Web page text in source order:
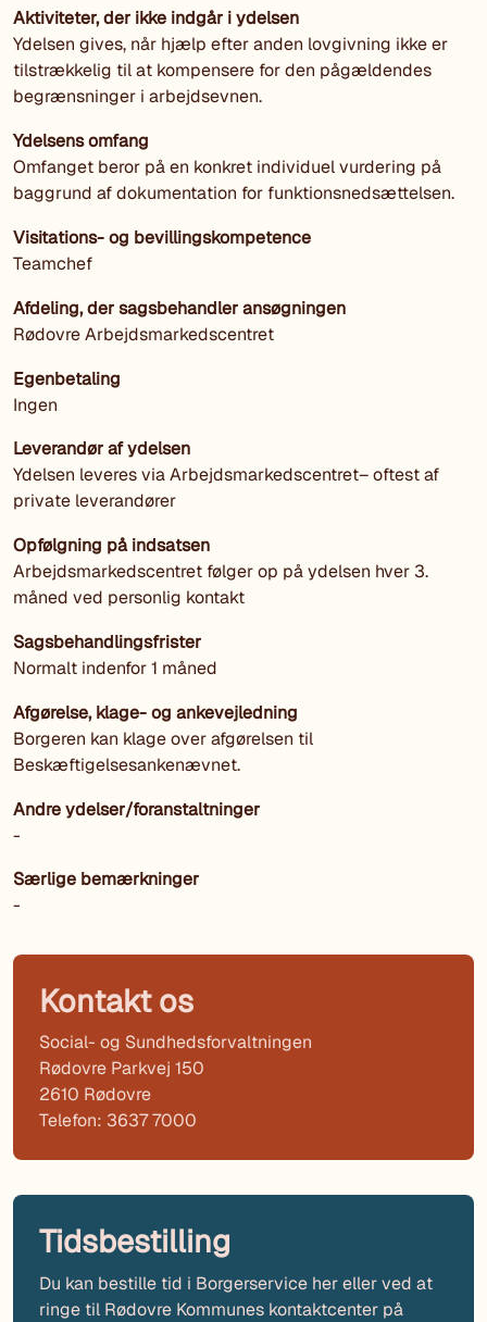
Aktiviteter, der ikke indgår i ydelsen
Ydelsen gives, når hjælp efter anden lovgivning ikke er
tilstrækkelig til at kompensere for den pågældendes
begrænsninger i arbejdsevnen.
Ydelsens omfang
Omfanget beror på en konkret individuel vurdering på
baggrund af dokumentation for funktionsnedsættelsen.
Visitations- og bevillingskompetence
Teamchef
Afdeling, der sagsbehandler ansøgningen
RødovreArbejdsmarkedscentret
Egenbetaling
Ingen
Leverandør af ydelsen
Ydelsen leveres viaArbejdsmarkedscentret– oftest af
private leverandører
Opfølgning på indsatsen
Arbejdsmarkedscentret følger op på ydelsen hver 3.
måned ved personlig kontakt
Sagsbehandlingsfrister
Normalt indenfor 1 måned
Afgørelse, klage- og ankevejledning
Borgeren kan klage over afgørelsen til
Beskæftigelsesankenævnet.
Andre ydelser/foranstaltninger
-
Særlige bemærkninger
-
Kontakt os
Social- og Sundhedsforvaltningen
Rødovre Parkvej 150
2610 Rødovre
Telefon: 3637 7000
Tidsbestilling
Du kan bestille tid i Borgerservice her eller ved at
ringe til Rødovre Kommunes kontaktcenter på